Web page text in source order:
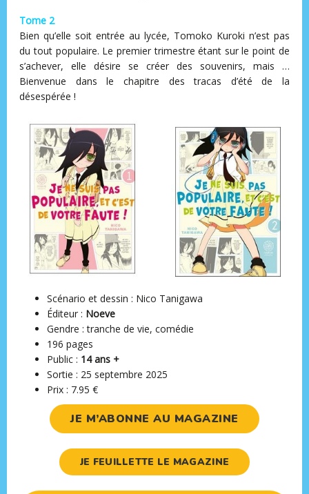
Tome 2
Bien qu’elle soit entrée au lycée, Tomoko Kuroki n’est pas
du tout populaire. Le premier trimestre étant sur le point de
s’achever, elle désire se créer des souvenirs, mais …
Bienvenue dans le chapitre des tracas d’été de la
désespérée !
Scénario et dessin : Nico Tanigawa
Éditeur ‏: Noeve
Gendre : tranche de vie, comédie
196 pages
Public : 14 ans +
Sortie : 25 septembre 2025
Prix : 7.95 €
JE M’ABONNE AU MAGAZINE
JE FEUILLETTE LE MAGAZINE